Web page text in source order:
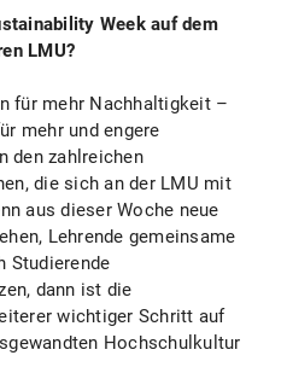
Week auf dem
LMU?
für mehr Nachhaltigkeit –
mehr und engere
den zahlreichen
die sich an der LMU mit
aus dieser Woche neue
Lehrende gemeinsame
Studierende
dann ist die
wichtiger Schritt auf
Hochschulkultur